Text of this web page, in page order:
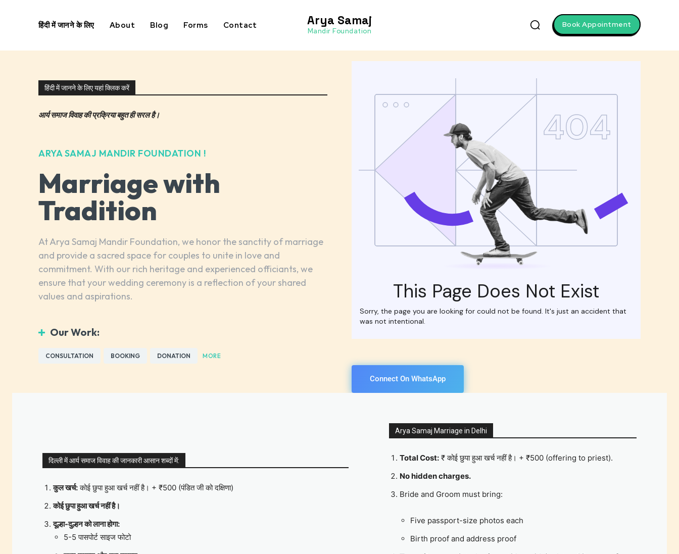
हिंदी में जानने के लिए About Blog Forms Contact Arya Samaj
Mandir Foundation
Book Appointment
हिंदी में जानने के लिए यहां क्लिक करें
आर्य समाज विवाह की प्रक्रिया बहुत ही सरल है।
ARYA SAMAJ MANDIR FOUNDATION !
Marriage with
Tradition
At Arya Samaj Mandir Foundation, we honor the sanctity of marriage
and provide a sacred space for couples to unite in love and
commitment. With our rich heritage and experienced officiants, we
ensure that your wedding ceremony is a reflection of your shared
values and aspirations.
Our Work:
CONSULTATION BOOKING DONATION MORE
Connect On WhatsApp
दिल्ली में आर्य समाज विवाह की जानकारी आसान शब्दों में:
कुल खर्च:कोई छुपा हुआ खर्च नहीं है। + ₹500 (पंडित जी को दक्षिणा)
कोई छुपा हुआ खर्च नहीं है।
दूल्हा-दुल्हन को लाना होगा:
5-5 पासपोर्ट साइज फोटो
Arya Samaj Marriage in Delhi
Total Cost: ₹ कोई छुपा हुआ खर्च नहीं है। + ₹500 (offering to priest).
No hidden charges.
Bride and Groom must bring:
Five passport-size photos each
Birth proof and address proof